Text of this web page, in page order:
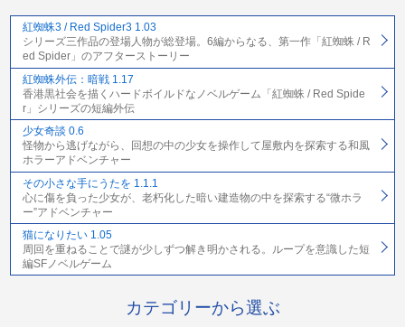
紅蜘蛛3 / Red Spider3 1.03
シリーズ三作品の登場人物が総登場。6編からなる、第一作「紅蜘蛛 / R
ed Spider」のアフターストーリー
紅蜘蛛外伝：暗戦 1.17
香港黒社会を描くハードボイルドなノベルゲーム「紅蜘蛛 / Red Spide
r」シリーズの短編外伝
少女奇談 0.6
怪物から逃げながら、回想の中の少女を操作して屋敷内を探索する和風
ホラーアドベンチャー
その小さな手にうたを 1.1.1
心に傷を負った少女が、老朽化した暗い建造物の中を探索する“微ホラ
ー”アドベンチャー
猫になりたい 1.05
周回を重ねることで謎が少しずつ解き明かされる。ループを意識した短
編SFノベルゲーム
カテゴリーから選ぶ